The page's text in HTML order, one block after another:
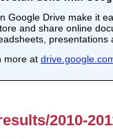
2010-